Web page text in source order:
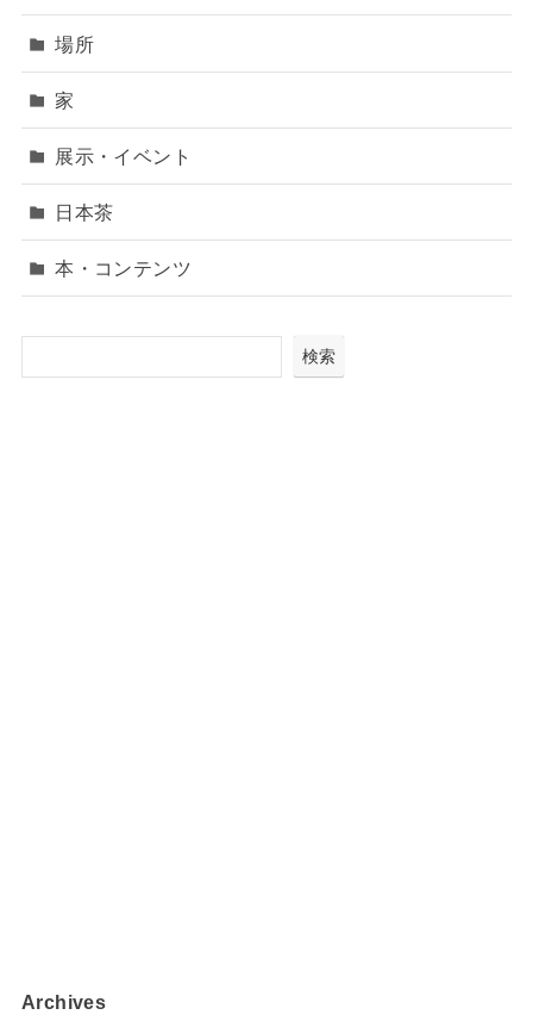
場所
家
展示・イベント
日本茶
本・コンテンツ
検索
Archives